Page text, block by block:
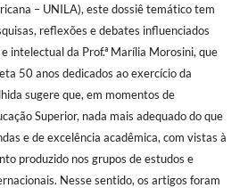
– UNILA), este dossiê temático tem
reflexões e debates influenciados
intelectual da Prof.ª Marília Morosini, que
50 anos dedicados ao exercício da
sugere que, em momentos de
Superior, nada mais adequado do que
e de excelência acadêmica, com vistas à
produzido nos grupos de estudos e
Nesse sentido, os artigos foram